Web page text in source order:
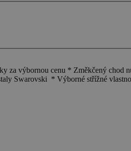
za výbornou cenu * Změkčený chod
Swarovski * Výborné střížné